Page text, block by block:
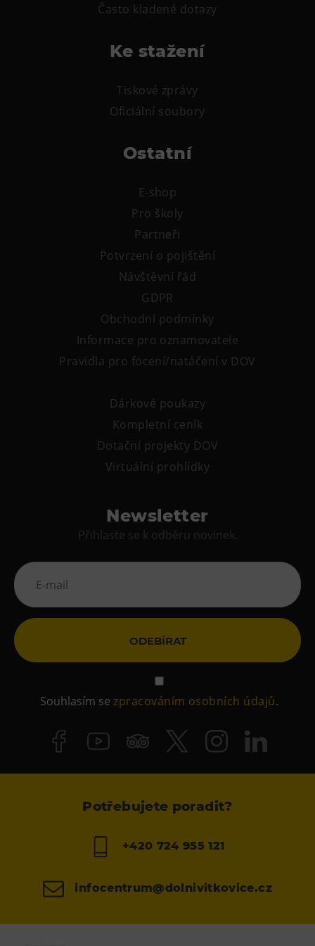
Restaurace VP ART
CØKAFE Dolní Vítkovice
Narozeninové oslavy
Často kladené dotazy
Ke stažení
Tiskové zprávy
Oficiální soubory
Ostatní
E-shop
Pro školy
Partneři
Potvrzení o pojištění
Návštěvní řád
GDPR
Obchodní podmínky
Informace pro oznamovatele
Pravidla pro focení/natáčení v DOV
Dárkové poukazy
Kompletní ceník
Dotační projekty DOV
Virtuální prohlídky
Newsletter
Přihlaste se k odběru novinek.
ODEBÍRAT
Souhlasím sezpracováním osobních údajů.
Potřebujete poradit?
+420 724 955 121
infocentrum@dolnivitkovice.cz